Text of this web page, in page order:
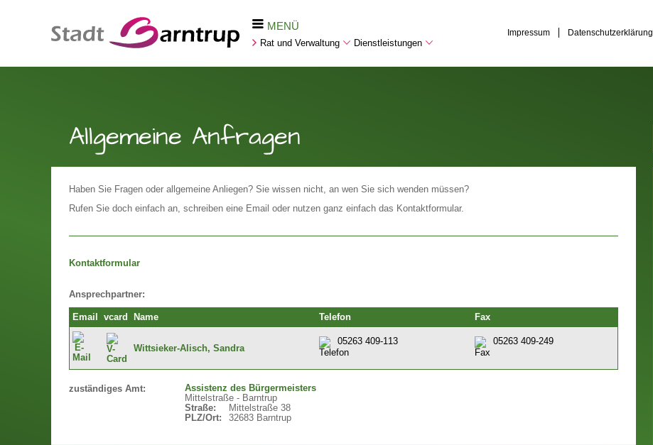
MENÜ
Rat und Verwaltung Dienstleistungen
Impressum Datenschutzerklärung
Allgemeine Anfragen
Haben Sie Fragen oder allgemeine Anliegen? Sie wissen nicht, an wen Sie sich wenden müssen?
Rufen Sie doch einfach an, schreiben eine Email oder nutzen ganz einfach das Kontaktformular.
Kontaktformular
Ansprechpartner:
Email vcard Name Telefon Fax
Wittsieker-Alisch, Sandra
05263 409-113 05263 409-249
zuständiges Amt:
Assistenz des Bürgermeisters
Mittelstraße - Barntrup
Straße:
Mittelstraße 38
PLZ/Ort:
32683 Barntrup